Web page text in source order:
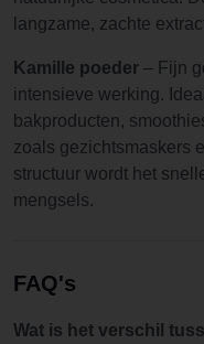
langzame, zachte
Kamille poeder – Fijn
intensieve werking.
bakproducten,
zoals gezichtsmaskers
structuur wordt het
mengsels.
FAQ's
Wat is het verschil